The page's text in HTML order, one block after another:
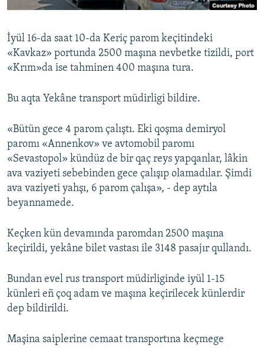
Українською
QOŞULIÑIZ!
RFE/RS bütün saytları
İyül 16-da saat 10-da Keriç parom keçitindeki
«Kavkaz» portunda 2500 maşına nevbetke tizildi, port
«Krım»da ise tahminen 400 maşına tura.
Bu aqta Yekâne transport müdirligi bildire.
«Bütün gece 4 parom çalıştı. Eki qoşma demiryol
paromı «Annenkov» ve avtomobil paromı
«Sevastopol» kündüz de bir qaç reys yapqanlar, lâkin
ava vaziyeti sebebinden gece çalışıp olamadılar. Şimdi
ava vaziyeti yahşı, 6 parom çalışa», - dep aytıla
beyannamede.
Keçken kün devamında paromdan 2500 maşına
keçirildi, yekâne bilet vastası ile 3148 pasajır qullandı.
Bundan evel rus transport müdirliginde iyül 1-15
künleri eñ çoq adam ve maşına keçirilecek künlerdir
dep bildirildi.
Maşina saiplerine cemaat transportına keçmege